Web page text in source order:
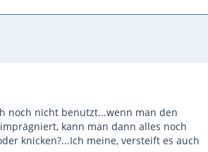
noch nicht benutzt...wenn man den
kann man dann alles noch
knicken?...Ich meine, versteift es auch